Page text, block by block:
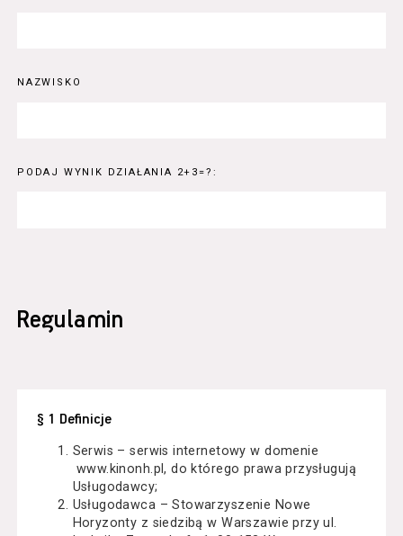
NAZWISKO
PODAJ WYNIK DZIAŁANIA 2+3=?:
Regulamin
§ 1 Definicje
Serwis – serwis internetowy w domenie
www.kinonh.pl, do którego prawa przysługują
Usługodawcy;
Usługodawca – Stowarzyszenie Nowe
Horyzonty z siedzibą w Warszawie przy ul.